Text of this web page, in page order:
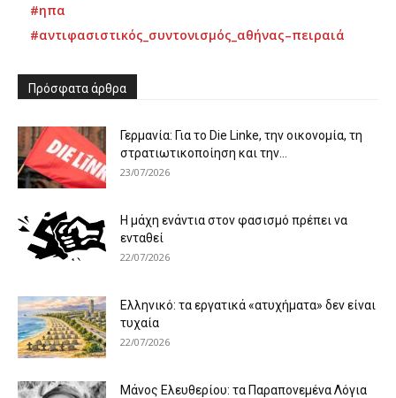
#ηπα
#αντιφασιστικός_συντονισμός_αθήνας–πειραιά
Πρόσφατα άρθρα
Γερμανία: Για το Die Linke, την οικονομία, τη
στρατιωτικοποίηση και την...
23/07/2026
Η μάχη ενάντια στον φασισμό πρέπει να
ενταθεί
22/07/2026
Ελληνικό: τα εργατικά «ατυχήματα» δεν είναι
τυχαία
22/07/2026
Μάνος Ελευθερίου: τα Παραπονεμένα Λόγια